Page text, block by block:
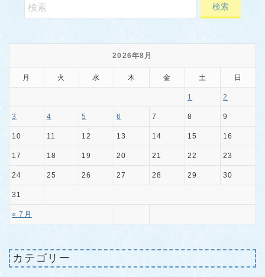
2026年8月
月 火 水 木 金 土 日
« 7月
1 2
3 4 5 6 7 8 9
10 11 12 13 14 15 16
17 18 19 20 21 22 23
24 25 26 27 28 29 30
31
カテゴリー